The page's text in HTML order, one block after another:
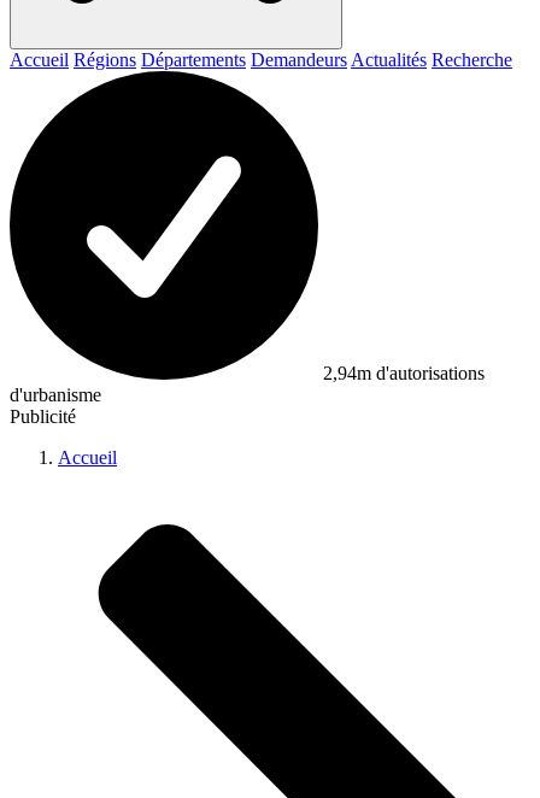
Accueil Régions Départements Demandeurs Actualités Recherche
2,94m d'autorisations
d'urbanisme
Publicité
Accueil